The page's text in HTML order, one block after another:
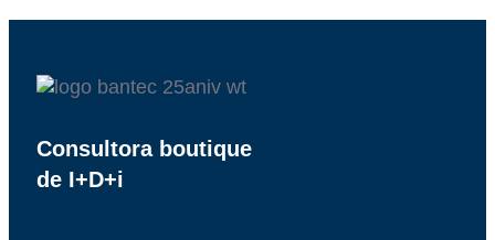
Consultora boutique
de I+D+i